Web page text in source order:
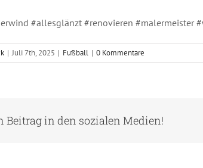
#allesglänzt #renovieren #malermeister
| Juli 7th, 2025 | Fußball | 0 Kommentare
Beitrag in den sozialen Medien!